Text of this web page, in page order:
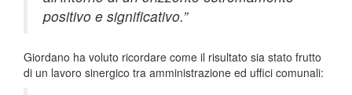
positivo e significativo.”
Giordano ha voluto ricordare come il risultato sia stato frutto
di un lavoro sinergico tra amministrazione ed uffici comunali: